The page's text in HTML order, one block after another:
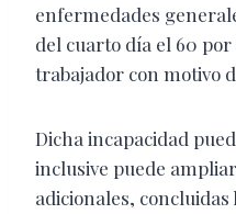
enfermedades
del cuarto día el 60
trabajador con motivo
Dicha incapacidad
inclusive puede
adicionales, concluidas